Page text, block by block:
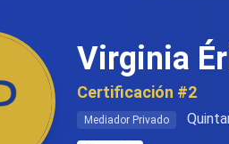
Virginia
Certificación #2
Mediador Privado